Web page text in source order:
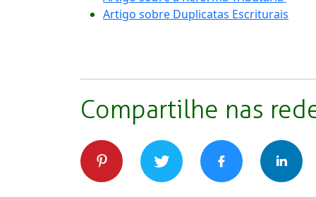
Artigo sobre Duplicatas Escriturais
Compartilhe nas